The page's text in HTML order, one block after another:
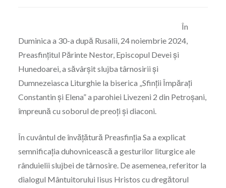
În
Duminica a 30-a după Rusalii, 24 noiembrie 2024,
Preasfințitul Părinte Nestor, Episcopul Devei și
Hunedoarei, a săvârșit slujba târnosirii și
Dumnezeiasca Liturghie la biserica „Sfinții Împărați
Constantin și Elena” a parohiei Livezeni 2 din Petroșani,
împreună cu soborul de preoți și diaconi.
În cuvântul de învățătură Preasfinția Sa a explicat
semnificația duhovnicească a gesturilor liturgice ale
rânduielii slujbei de târnosire. De asemenea, referitor la
dialogul Mântuitorului Iisus Hristos cu dregătorul